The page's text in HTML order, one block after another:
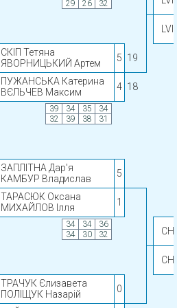
29
26 32
СКІП Тетяна
ЯВОРНИЦЬКИЙ Артем
5 19
ПУЖАНСЬКА Катерина
ВЄЛЬЧЕВ Максим
4 18
39 34 35
34
32
39 38 31
ЗАПЛІТНА Дар'я
КАМБУР Владислав
5
ТАРАСЮК Оксана
МИХАЙЛОВ Ілля
1
34 34
36
34
30 32
ТРАЧУК Єлизавета
ПОЛІЩУК Назарій
0